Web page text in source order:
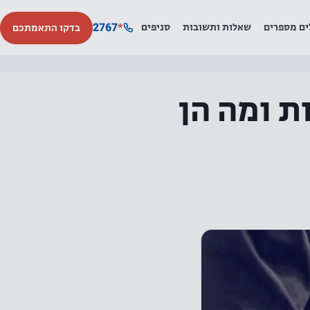
מספרים שאלות ותשובות סניפים *
2767 בדקו התאמתכם
ומה הן